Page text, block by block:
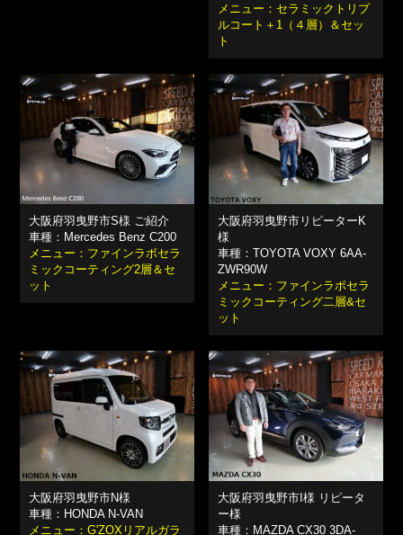
メニュー：セラミックトリプ
ルコート＋1（４層）＆セッ
ト
大阪府羽曳野市S様 ご紹介
車種：Mercedes Benz C200
メニュー：ファインラボセラ
ミックコーティング2層＆セ
ット
大阪府羽曳野市リピーターK
様
車種：TOYOTA VOXY 6AA-
ZWR90W
メニュー：ファインラボセラ
ミックコーティング二層&セ
ット
大阪府羽曳野市N様
車種：HONDA N-VAN
メニュー：G'ZOXリアルガラ
大阪府羽曳野市I様 リピータ
ー様
車種：MAZDA CX30 3DA-